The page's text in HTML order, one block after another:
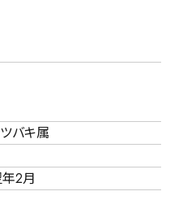
バキ属
2月